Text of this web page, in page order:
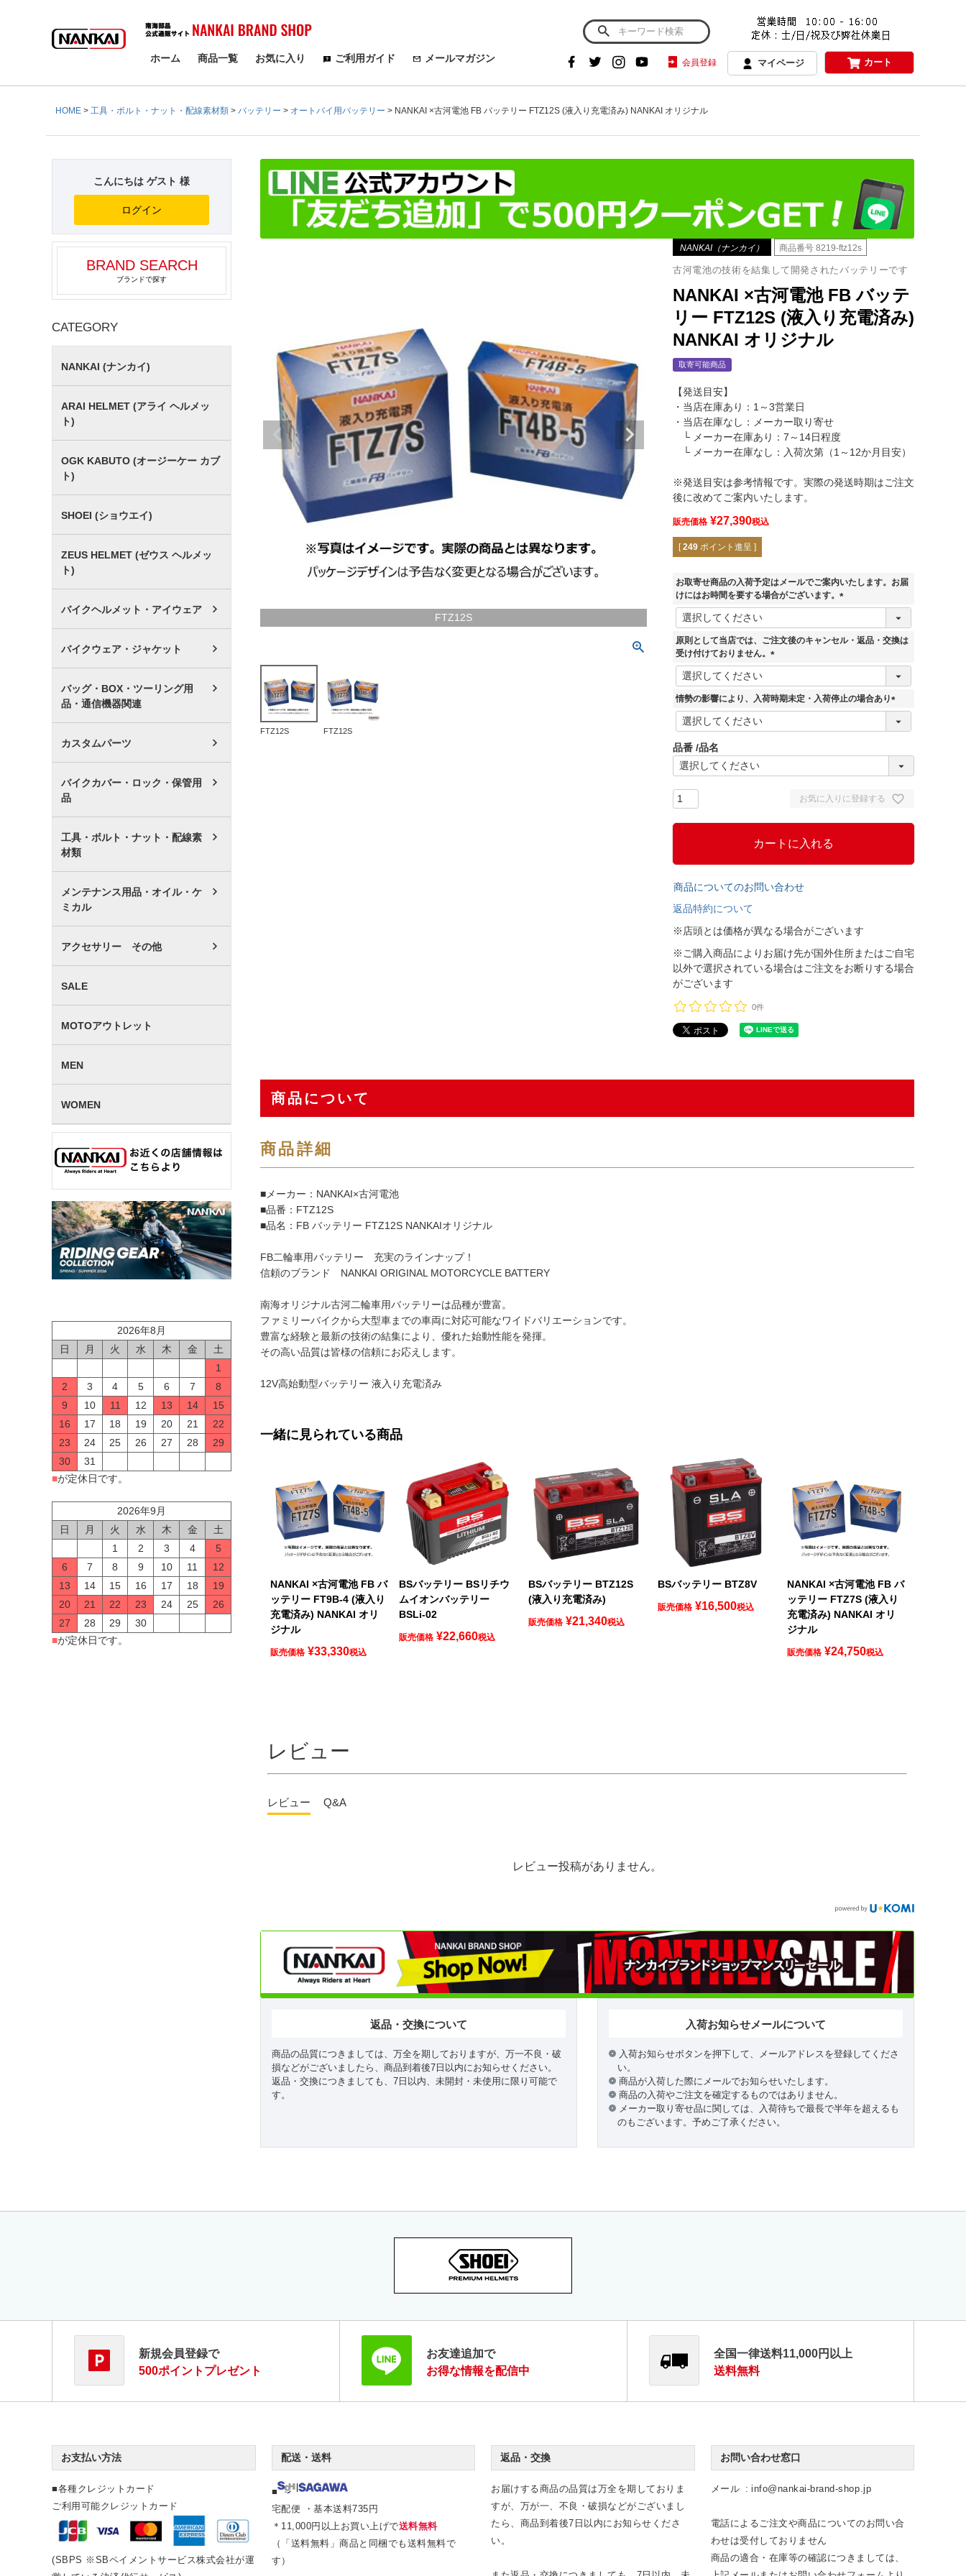
検索
ホーム 商品一覧 お気に入り ご利用ガイド メールマガジン 会員登録 マイページ カート
HOME 工具・ボルト・ナット・配線素材類 バッテリー オートバイ用バッテリー NANKAI ×古河電池 FB バッテリー FTZ12S (液入り充電済み) NANKAI オリジナル
こんにちは ゲスト 様
ログイン
BRAND SEARCH
ブランドで探す
CATEGORY
NANKAI (ナンカイ)
ARAI HELMET (アライ ヘルメッ
ト)
OGK KABUTO (オージーケー カブ
ト)
SHOEI (ショウエイ)
ZEUS HELMET (ゼウス ヘルメッ
ト)
バイクヘルメット・アイウェア
バイクウェア・ジャケット
バッグ・BOX・ツーリング用
品・通信機器関連
カスタムパーツ
バイクカバー・ロック・保管用
品
工具・ボルト・ナット・配線素
材類
メンテナンス用品・オイル・ケ
ミカル
アクセサリー その他
SALE
MOTOアウトレット
MEN
WOMEN
2026年8月
日
月 火 水 木 金
土
1
2
3 4 5 6 7
8
9
10 11 12 13 14
15
16
17 18 19 20 21
22
23
24 25 26 27 28
29
30
31
■が定休日です。
2026年9月
日
月 火 水 木 金
土
1
2 3 4
5
6
7 8 9 10 11
12
13
14 15 16 17 18
19
20
21 22 23 24 25
26
27
28 29
30
■が定休日です。
FTZ12S
FTZ12S FTZ12S
NANKAI（ナンカイ） 商品番号 8219-ftz12s
古河電池の技術を結集して開発されたバッテリーです
NANKAI ×古河電池 FB バッテ
リー FTZ12S (液入り充電済み)
NANKAI オリジナル
取寄可能商品
【発送目安】
・当店在庫あり：1～3営業日
・当店在庫なし：メーカー取り寄せ
└ メーカー在庫あり：7～14日程度
└ メーカー在庫なし：入荷次第（1～12か月目安）
※発送目安は参考情報です。実際の発送時期はご注文
後に改めてご案内いたします。
販売価格 ¥27,390税込
[ 249 ポイント進呈 ]
お取寄せ商品の入荷予定はメールでご案内いたします。お届
けにはお時間を要する場合がございます。
(
須
原則として当店では、ご注文後のキャンセル・返品・交換は
受け付けておりません。
(
須
情勢の影響により、入荷時期未定・入荷停止の場合あり
(
)
品番 品名
お気に入りに登録する
カートに入れる
商品についてのお問い合わせ
返品特約について
※店頭とは価格が異なる場合がございます
※ご購入商品によりお届け先が国外住所またはご自宅
以外で選択されている場合はご注文をお断りする場合
がございます
0件
商品について
商品詳細
■メーカー：NANKAI×古河電池
■品番：FTZ12S
■品名：FB バッテリー FTZ12S NANKAIオリジナル
FB二輪車用バッテリー 充実のラインナップ！
信頼のブランド NANKAI ORIGINAL MOTORCYCLE BATTERY
南海オリジナル古河二輪車用バッテリーは品種が豊富。
ファミリーバイクから大型車までの車両に対応可能なワイドバリエーションです。
豊富な経験と最新の技術の結集により、優れた始動性能を発揮。
その高い品質は皆様の信頼にお応えします。
12V高始動型バッテリー 液入り充電済み
一緒に見られている商品
NANKAI ×古河電池 FB バ
ッテリー FT9B-4 (液入り
充電済み) NANKAI オリ
ジナル
販売価格 ¥33,330税込
BSバッテリー BSリチウ
ムイオンバッテリー
BSLi-02
販売価格 ¥22,660税込
BSバッテリー BTZ12S
(液入り充電済み)
販売価格 ¥21,340税込
BSバッテリー BTZ8V
販売価格 ¥16,500税込
NANKAI ×古河電池 FB バ
ッテリー FTZ7S (液入り
充電済み) NANKAI オリ
ジナル
販売価格 ¥24,750税込
レビュー
レビュー Q&A
レビュー投稿がありません。
返品・交換について
商品の品質につきましては、万全を期しておりますが、万一不良・破
損などがございましたら、商品到着後7日以内にお知らせください。
返品・交換につきましても、7日以内、未開封・未使用に限り可能で
す。
入荷お知らせメールについて
入荷お知らせボタンを押下して、メールアドレスを登録してくださ
い。
商品が入荷した際にメールでお知らせいたします。
商品の入荷やご注文を確定するものではありません。
メーカー取り寄せ品に関しては、入荷待ちで最長で半年を超えるも
のもございます。予めご了承ください。
新規会員登録で
500ポイントプレゼント
お友達追加で
お得な情報を配信中
全国一律送料11,000円以上
送料無料
お支払い方法
■各種クレジットカード
ご利用可能クレジットカード
(SBPS ※SBペイメントサービス株式会社が運
配送・送料
■
宅配便 ・基本送料735円
＊11,000円以上お買い上げで送料無料
（「送料無料」商品と同梱でも送料無料で
す）
返品・交換
お届けする商品の品質は万全を期しておりま
すが、万が一、不良・破損などがございまし
たら、商品到着後7日以内にお知らせくださ
い。
お問い合わせ窓口
メール info@nankai-brand-shop.jp
電話によるご注文や商品についてのお問い合
わせは受付しておりません
商品の適合・在庫等の確認につきましては、